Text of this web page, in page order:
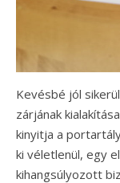
Kevésbé jól
zárjának
kinyitja a
ki véletlenül, egy
kihangsúlyozott